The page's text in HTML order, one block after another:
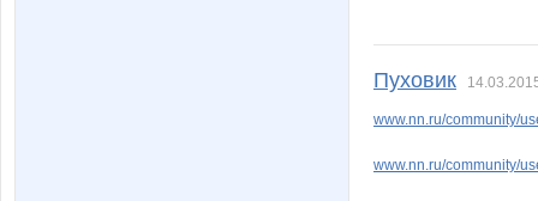
Пуховик
www.nn.ru/community/
www.nn.ru/community/